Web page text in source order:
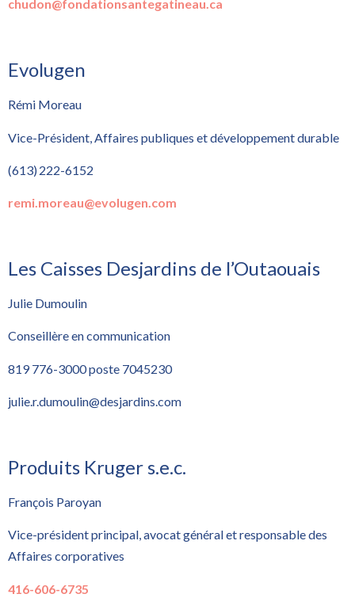
chudon@fondationsantegatineau.ca
Evolugen
Rémi Moreau
Vice-Président, Affaires publiques et développement durable
(613) 222-6152
remi.moreau@evolugen.com
Les Caisses Desjardins de l’Outaouais
Julie Dumoulin
Conseillère en communication
819 776-3000 poste 7045230
julie.r.dumoulin@desjardins.com
Produits Kruger s.e.c.
François Paroyan
Vice-président principal, avocat général et responsable des
Affaires corporatives
416-606-6735